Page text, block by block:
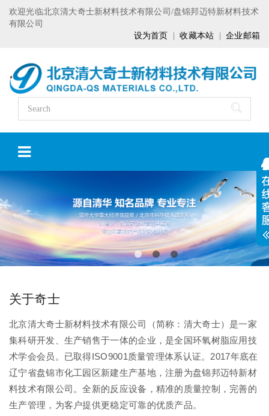
欢迎光临北京清大奇士新材料技术有限公司/盘锦邦迈特新材料技术
有限公司
设为首页 |收藏本站 |企业邮箱
关于奇士
北京清大奇士新材料技术有限公司（简称：清大奇士）是一家
集科研开发、生产销售于一体的企业，是全国环氧树脂应用技
术学会会员。已取得ISO9001质量管理体系认证。2017年底在
辽宁省盘锦市化工园区新建生产基地，注册为盘锦邦迈特新材
料技术有限公司。全新的反应设备，精准的质量控制，完善的
生产管理，为客户提供更稳定可靠的优质产品。